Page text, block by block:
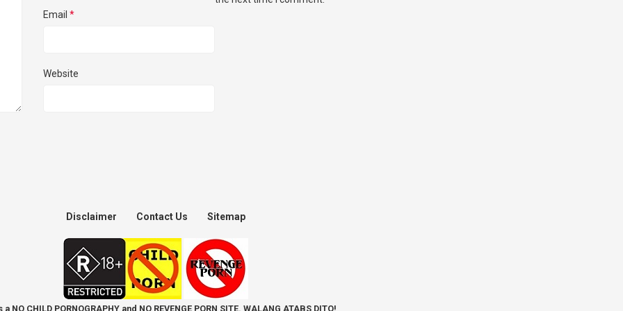
Email *
Website
Disclaimer Contact Us Sitemap
NO CHILD PORNOGRAPHY and NO REVENGE PORN SITE. WALANG ATABS DITO!